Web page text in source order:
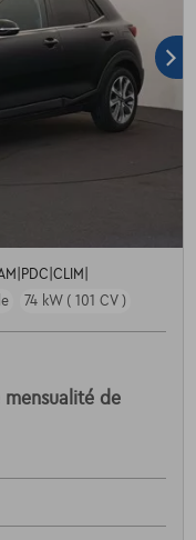
74 kW ( 101 CV )
de